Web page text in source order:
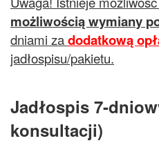
możliwością wymiany
dniami zadodatkową
jadłospisu/pakietu.
Jadłospis 7-
konsultacji)